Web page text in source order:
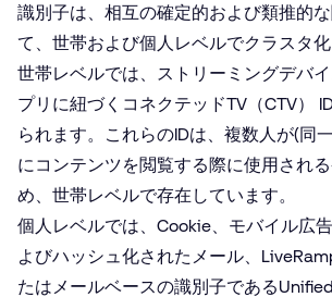
識別子は、相互の確定的および類推的
て、世帯および個人レベルでクラスタ化
世帯レベルでは、ストリーミングデバ
プリに紐づくコネクテッドTV（CTV）
られます。これらのIDは、複数人が(同
にコンテンツを閲覧する際に使用され
め、世帯レベルで存在しています。
個人レベルでは、Cookie、モバイル広
よびハッシュ化されたメール、
たはメールベースの識別子である